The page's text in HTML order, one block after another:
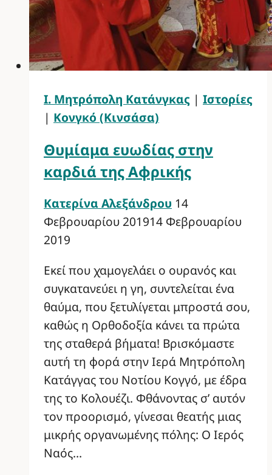
Ι. Μητρόπολη Κατάνγκας | Ιστορίες
| Κονγκό (Κινσάσα)
Θυμίαμα ευωδίας στην
καρδιά της Αφρικής
Κατερίνα Αλεξάνδρου 14
Φεβρουαρίου 201914 Φεβρουαρίου
2019
Εκεί που χαμογελάει ο ουρανός και
συγκατανεύει η γη, συντελείται ένα
θαύμα, που ξετυλίγεται μπροστά σου,
καθώς η Ορθοδοξία κάνει τα πρώτα
της σταθερά βήματα! Βρισκόμαστε
αυτή τη φορά στην Ιερά Μητρόπολη
Κατάγγας του Νοτίου Κογγό, με έδρα
της το Κολουέζι. Φθάνοντας σ’ αυτόν
τον προορισμό, γίνεσαι θεατής μιας
μικρής οργανωμένης πόλης: Ο Ιερός
Ναός…